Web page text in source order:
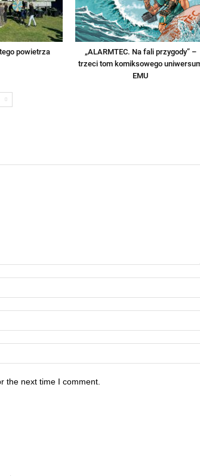
powietrza
„ALARMTEC. Na fali przygody” –
trzeci tom komiksowego
EMU
the next time I comment.